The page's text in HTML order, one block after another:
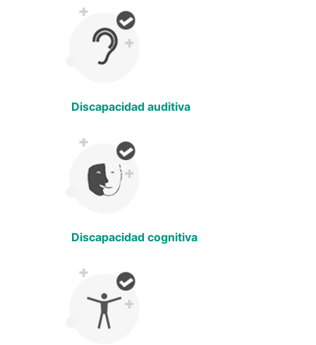
Discapacidad auditiva
Discapacidad cognitiva